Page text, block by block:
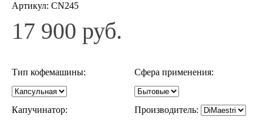
Артикул: CN245
17 900 руб.
Тип кофемашины: Сфера применения:
Капучинатор: Производитель: